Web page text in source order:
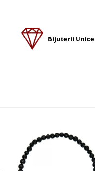
Bijuterii Unice